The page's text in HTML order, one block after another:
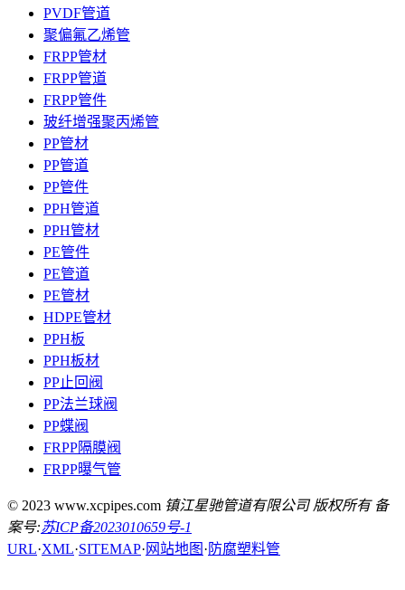
PVDF管道
聚偏氟乙烯管
FRPP管材
FRPP管道
FRPP管件
玻纤增强聚丙烯管
PP管材
PP管道
PP管件
PPH管道
PPH管材
PE管件
PE管道
PE管材
HDPE管材
PPH板
PPH板材
PP止回阀
PP法兰球阀
PP蝶阀
FRPP隔膜阀
FRPP曝气管
© 2023 www.xcpipes.com 镇江星驰管道有限公司 版权所有 备
案号:苏ICP备2023010659号-1
URL·XML·SITEMAP· 网站地图 · 防腐塑料管